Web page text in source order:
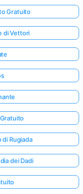
Gratuito
di Vettori
Rugiada
dei Dadi